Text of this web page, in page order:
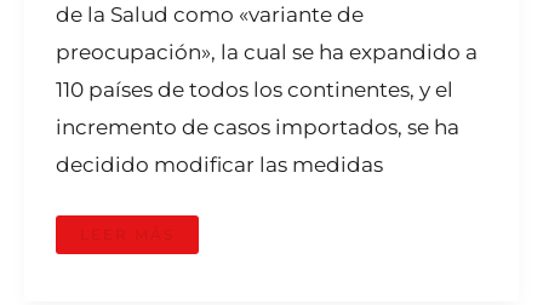
de la Salud como «variante de
preocupación», la cual se ha expandido a
110 países de todos los continentes, y el
incremento de casos importados, se ha
decidido modificar las medidas
LEER MÁS